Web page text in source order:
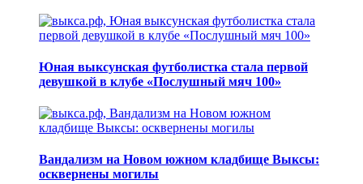
Юная выксунская футболистка стала первой
девушкой в клубе «Послушный мяч 100»
Вандализм на Новом южном кладбище Выксы:
осквернены могилы